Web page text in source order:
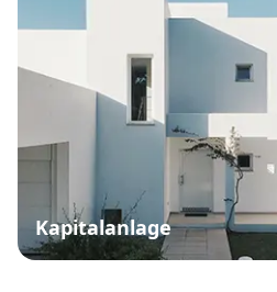
Kapitalanlage